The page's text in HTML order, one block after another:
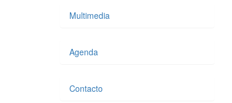
Multimedia
Agenda
Contacto